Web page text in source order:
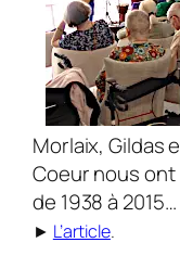
Morlaix, Gildas
Coeur nous
de 1938 à 2015…
► L’article.